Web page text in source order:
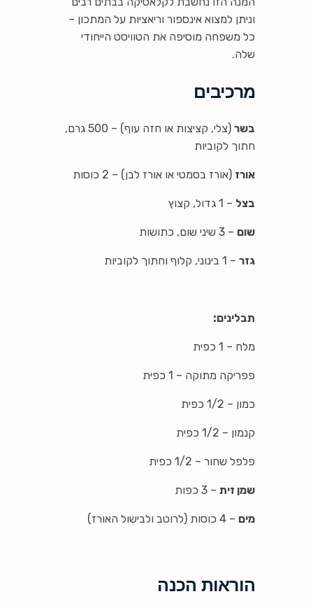
וניתן למצוא אינספור וריאציות על המתכון –
כל משפחה מוסיפה את הטוויסט הייחודי
שלה.
מרכיבים
בשר
(צלי, קציצות או חזה עוף) – 500 גרם,
חתוך לקוביות
אורז (אורז בסמטי או אורז לבן) – 2 כוסות
בצל – 1 גדול, קצוץ
שום – 3 שיני שום, כתושות
גזר– 1 בינוני, קלוף וחתוך לקוביות
תבלינים:
מלח – 1 כפית
פפריקה מתוקה – 1 כפית
כמון – 1/2 כפית
קנמון – 1/2 כפית
פלפל שחור – 1/2 כפית
שמן זית– 3 כפות
מים – 4 כוסות (לרוטב ולבישול האורז)
הוראות הכנה